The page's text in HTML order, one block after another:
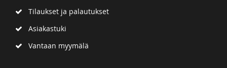
Tilaukset ja palautukset
Asiakastuki
Vantaan myymälä